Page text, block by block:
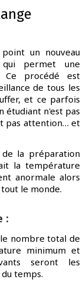
un nouveau
permet une
Ce procédé est
de tous les
et ce parfois
étudiant n'est pas
pas attention… et
la préparation
la température
anormale alors
le monde.
:
nombre total de
minimum et
seront les
temps.